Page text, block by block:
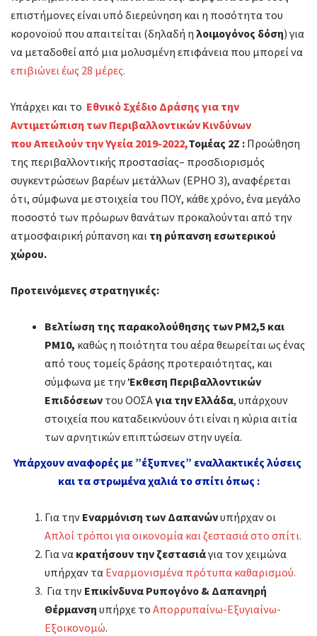
επιστήμονες είναι υπό διερεύνηση και η ποσότητα του
κορονοϊού που απαιτείται (δηλαδή η λοιμογόνος δόση) για
να μεταδοθεί από μια μολυσμένη επιφάνεια που μπορεί να
επιβιώνει έως 28 μέρες.
Υπάρχει και το Εθνικό Σχέδιο Δράσης για την
Αντιμετώπιση των Περιβαλλοντικών Κινδύνων
που Απειλούν την Υγεία 2019-2022,Τομέας 2Ζ : Προώθηση
της περιβαλλοντικής προστασίας– προσδιορισμός
συγκεντρώσεων βαρέων μετάλλων (EPHO 3), αναφέρεται
ότι, σύμφωνα με στοιχεία του ΠΟΥ, κάθε χρόνο, ένα μεγάλο
ποσοστό των πρόωρων θανάτων προκαλούνται από την
ατμοσφαιρική ρύπανση και τη ρύπανση εσωτερικού
χώρου.
Προτεινόμενες στρατηγικές:
Βελτίωση της παρακολούθησης των PM2,5 και
PM10, καθώς η ποιότητα του αέρα θεωρείται ως ένας
από τους τομείς δράσης προτεραιότητας, και
σύμφωνα με τηνΈκθεση Περιβαλλοντικών
Επιδόσεων του ΟΟΣΑγια την Ελλάδα, υπάρχουν
στοιχεία που καταδεικνύουν ότι είναι η κύρια αιτία
των αρνητικών επιπτώσεων στην υγεία.
Υπάρχουν αναφορές με ”έξυπνες” εναλλακτικές λύσεις
και τα στρωμένα χαλιά το σπίτι όπως :
Για την Εναρμόνιση των Δαπανώνυπήρχαν οι
Απλοί τρόποι για οικονομία και ζεστασιά στο σπίτι.
Για νακρατήσουν την ζεστασιάγια τον χειμώνα
υπήρχαν τα Εναρμονισμένα πρότυπα καθαρισμού.
Για την Επικίνδυνα Ρυπογόνο & Δαπανηρή
Θέρμανση υπήρχε το Απορρυπαίνω-Εξυγιαίνω-
Εξοικονομώ.